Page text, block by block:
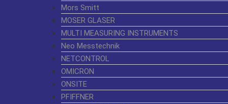
Mors Smitt
MOSER GLASER
MULTI MEASURING INSTRUMENTS
Neo Messtechnik
NETCONTROL
OMICRON
ONSITE
PFIFFNER